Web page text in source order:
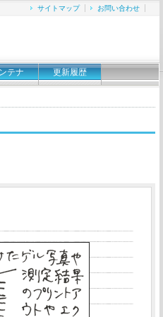
サイトマップ お問い合わせ
テナ 更新履歴